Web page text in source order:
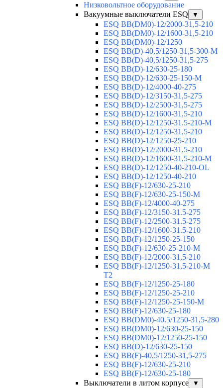
Низковольтное оборудование
Вакуумные выключатели ESQ
▼
ESQ ВВ(DM0)-12/2000-31,5-210
ESQ ВВ(DM0)-12/1600-31,5-210
ESQ ВВ(DM0)-12/1250
ESQ ВВ(D)-40,5/1250-31,5-300-М
ESQ ВВ(D)-40,5/1250-31,5-275
ESQ ВВ(D)-12/630-25-180
ESQ ВВ(D)-12/630-25-150-М
ESQ ВВ(D)-12/4000-40-275
ESQ ВВ(D)-12/3150-31,5-275
ESQ ВВ(D)-12/2500-31,5-275
ESQ ВВ(D)-12/1600-31,5-210
ESQ ВВ(D)-12/1250-31.5-210-М
ESQ ВВ(D)-12/1250-31,5-210
ESQ ВВ(D)-12/1250-25-210
ESQ BB(D)-12/2000-31,5-210
ESQ BB(D)-12/1600-31,5-210-М
ESQ BB(D)-12/1250-40-210-OL
ESQ BB(D)-12/1250-40-210
ESQ ВВ(F)-12/630-25-210
ESQ ВВ(F)-12/630-25-150-М
ESQ ВВ(F)-12/4000-40-275
ESQ ВВ(F)-12/3150-31.5-275
ESQ ВВ(F)-12/2500-31.5-275
ESQ ВВ(F)-12/1600-31.5-210
ESQ ВВ(F)-12/1250-25-150
ESQ BB(F)-12/630-25-210-М
ESQ BB(F)-12/2000-31,5-210
ESQ BB(F)-12/1250-31,5-210-М
T2
ESQ BB(F)-12/1250-25-180
ESQ ВВ(F)-12/1250-25-210
ESQ ВВ(F)-12/1250-25-150-М
ESQ BB(F)-12/630-25-180
ESQ ВВ(DM0)-40.5/1250-31,5-280
ESQ ВВ(DM0)-12/630-25-150
ESQ ВВ(DM0)-12/1250-25-150
ESQ BB(D)-12/630-25-150
ESQ ВВ(F)-40,5/1250-31,5-275
ESQ ВВ(F)-12/630-25-210
ESQ ВВ(F)-12/630-25-180
Выключатели в литом корпусе
▼